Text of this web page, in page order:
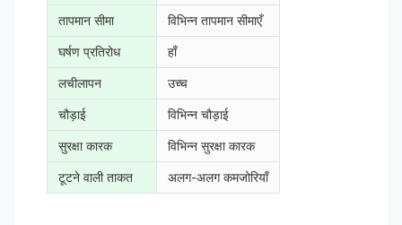
तापमान सीमा विभिन्न तापमान सीमाएँ
घर्षण प्रतिरोध हाँ
लचीलापन उच्च
चौड़ाई विभिन्न चौड़ाई
सुरक्षा कारक विभिन्न सुरक्षा कारक
टूटने वाली ताकत अलग-अलग कमजोरियाँ